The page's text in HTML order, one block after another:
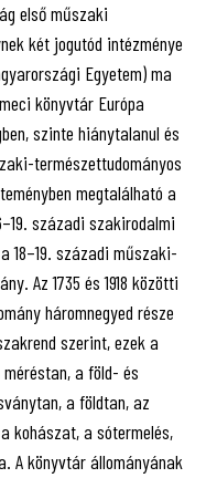
első műszaki
két jogutód intézménye
Egyetem) ma
könyvtár Európa
szinte hiánytalanul és
természettudományos
megtalálható a
századi szakirodalmi
18–19. századi műszaki-
Az 1735 és 1918 közötti
háromnegyed része
szerint, ezek a
a föld- és
a földtan, az
kohászat, a sótermelés,
A könyvtár állományának